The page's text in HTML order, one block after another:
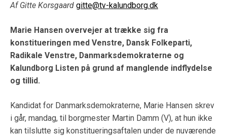
Af Gitte Korsgaard gitte@tv-kalundborg.dk
Marie Hansen overvejer at trække sig fra
konstitueringen med Venstre, Dansk Folkeparti,
Radikale Venstre, Danmarksdemokraterne og
Kalundborg Listen på grund af manglende indflydelse
og tillid.
Kandidat for Danmarksdemokraterne, Marie Hansen skrev
i går, mandag, til borgmester Martin Damm (V), at hun ikke
kan tilslutte sig konstitueringsaftalen under de nuværende